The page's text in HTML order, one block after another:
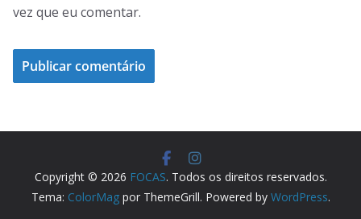
vez que eu comentar.
Copyright © 2026 FOCAS. Todos os direitos reservados.
Tema: ColorMagpor ThemeGrill. Powered by WordPress.